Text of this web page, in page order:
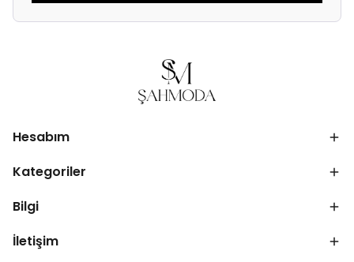
Hesabım
Kategoriler
Bilgi
İletişim